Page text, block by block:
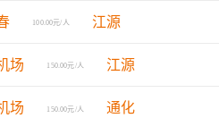
100.00元/人 江源
场 150.00元/人 江源
场 150.00元/人 通化